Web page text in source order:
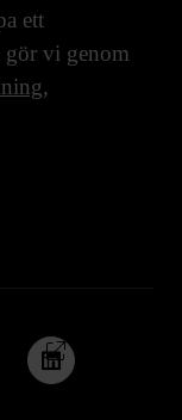
ett
gör vi genom
,
Följ
oss